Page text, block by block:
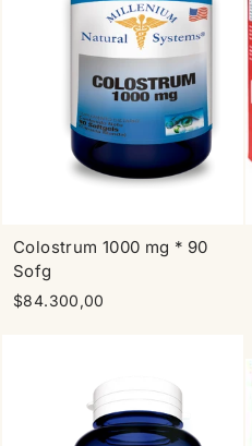
Colostrum 1000 mg * 90
Sofg
$84.300,00